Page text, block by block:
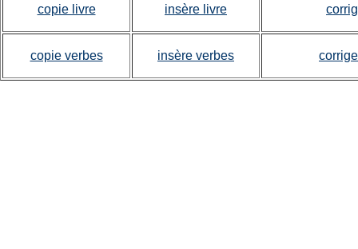
copie livre insère livre
copie verbes insère verbes